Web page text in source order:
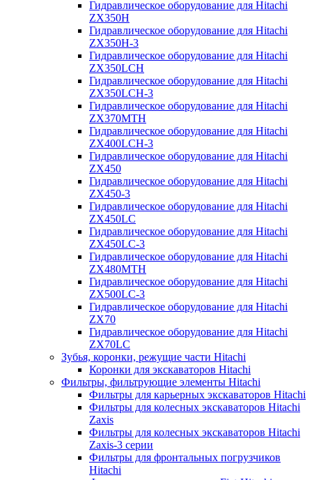
Гидравлическое оборудование для Hitachi
ZX350H
Гидравлическое оборудование для Hitachi
ZX350H-3
Гидравлическое оборудование для Hitachi
ZX350LCH
Гидравлическое оборудование для Hitachi
ZX350LCH-3
Гидравлическое оборудование для Hitachi
ZX370MTH
Гидравлическое оборудование для Hitachi
ZX400LCH-3
Гидравлическое оборудование для Hitachi
ZX450
Гидравлическое оборудование для Hitachi
ZX450-3
Гидравлическое оборудование для Hitachi
ZX450LC
Гидравлическое оборудование для Hitachi
ZX450LC-3
Гидравлическое оборудование для Hitachi
ZX480MTH
Гидравлическое оборудование для Hitachi
ZX500LC-3
Гидравлическое оборудование для Hitachi
ZX70
Гидравлическое оборудование для Hitachi
ZX70LC
Зубья, коронки, режущие части Hitachi
Коронки для экскаваторов Hitachi
Фильтры, фильтрующие элементы Hitachi
Фильтры для карьерных экскаваторов Hitachi
Фильтры для колесных экскаваторов Hitachi
Zaxis
Фильтры для колесных экскаваторов Hitachi
Zaxis-3 серии
Фильтры для фронтальных погрузчиков
Hitachi